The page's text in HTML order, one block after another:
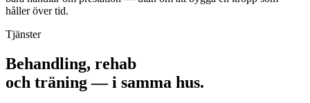
håller över tid.
Tjänster
Behandling, rehab
och träning — i samma hus.